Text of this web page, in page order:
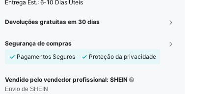
Entrega Est.: 6-10 Dias Úteis
Devoluções gratuitas em 30 dias
Segurança de compras
Pagamentos Seguros
Proteção da privacidade
Vendido pelo vendedor profissional: SHEIN
Envio de SHEIN